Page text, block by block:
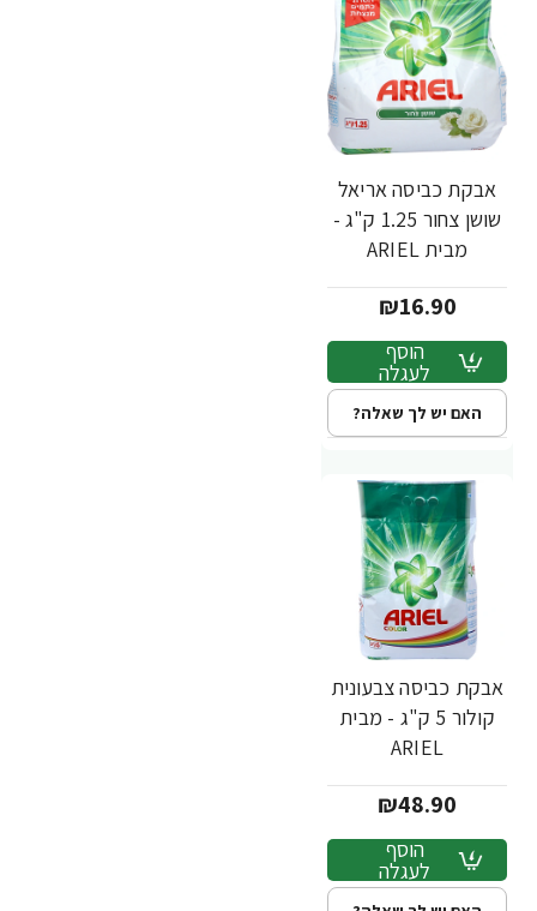
אבקת כביסה אריאל
שושן צחור 1.25 ק"ג -
מבית ARIEL
₪16.90
הוסף
לעגלה
האם יש לך שאלה?
אבקת כביסה צבעונית
קולור 5 ק"ג - מבית
ARIEL
₪48.90
הוסף
לעגלה